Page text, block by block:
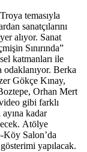
temasıyla
sanatçılarını
alıyor. Sanat
Sınırında”
katmanları ile
odaklanıyor. Berka
Gökçe Kınay,
Orhan Mert
gibi farklı
kadar
Atölye
Köy Salon’da
yapılacak.